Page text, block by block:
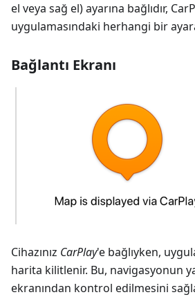
el veya sağ el) ayarına bağlıdır,
uygulamasındaki herhangi bir
Bağlantı Ekranı
Cihazınız CarPlay'e bağlıyken,
harita kilitlenir. Bu, navigasyonun
ekranından kontrol edilmesini